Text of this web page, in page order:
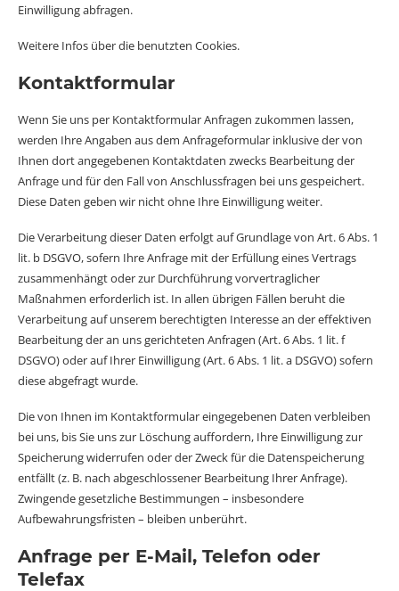
Einwilligung abfragen.
Weitere Infos über die benutzten Cookies.
Kontaktformular
Wenn Sie uns per Kontaktformular Anfragen zukommen lassen,
werden Ihre Angaben aus dem Anfrageformular inklusive der von
Ihnen dort angegebenen Kontaktdaten zwecks Bearbeitung der
Anfrage und für den Fall von Anschlussfragen bei uns gespeichert.
Diese Daten geben wir nicht ohne Ihre Einwilligung weiter.
Die Verarbeitung dieser Daten erfolgt auf Grundlage von Art. 6 Abs. 1
lit. b DSGVO, sofern Ihre Anfrage mit der Erfüllung eines Vertrags
zusammenhängt oder zur Durchführung vorvertraglicher
Maßnahmen erforderlich ist. In allen übrigen Fällen beruht die
Verarbeitung auf unserem berechtigten Interesse an der effektiven
Bearbeitung der an uns gerichteten Anfragen (Art. 6 Abs. 1 lit. f
DSGVO) oder auf Ihrer Einwilligung (Art. 6 Abs. 1 lit. a DSGVO) sofern
diese abgefragt wurde.
Die von Ihnen im Kontaktformular eingegebenen Daten verbleiben
bei uns, bis Sie uns zur Löschung auffordern, Ihre Einwilligung zur
Speicherung widerrufen oder der Zweck für die Datenspeicherung
entfällt (z. B. nach abgeschlossener Bearbeitung Ihrer Anfrage).
Zwingende gesetzliche Bestimmungen – insbesondere
Aufbewahrungsfristen – bleiben unberührt.
Anfrage per E-Mail, Telefon oder
Telefax